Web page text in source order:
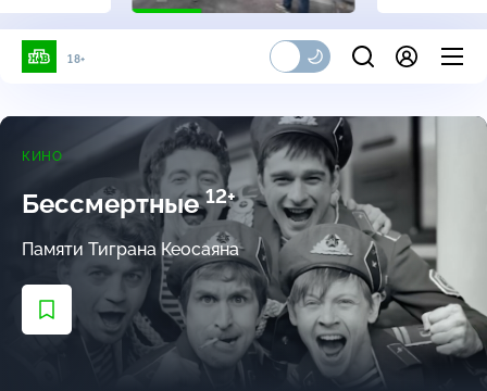
18+
КИНО
Бессмертные12+
Памяти Тиграна Кеосаяна